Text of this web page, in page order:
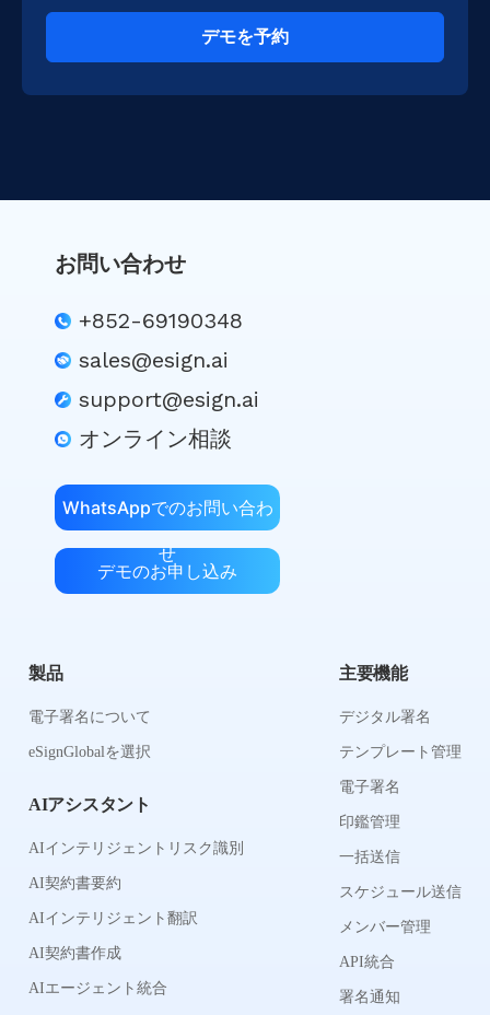
デモを予約
お問い合わせ
+852-69190348
sales@esign.ai
support@esign.ai
オンライン相談
WhatsAppでのお問い合わ
せ
デモのお申し込み
製品
電子署名について
eSignGlobalを選択
AIアシスタント
AIインテリジェントリスク識別
AI契約書要約
AIインテリジェント翻訳
AI契約書作成
AIエージェント統合
主要機能
デジタル署名
テンプレート管理
電子署名
印鑑管理
一括送信
スケジュール送信
メンバー管理
API統合
署名通知